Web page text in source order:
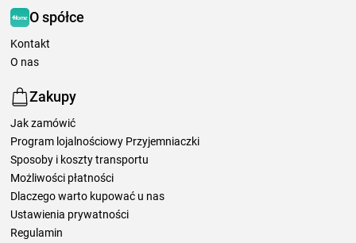
O spółce
Kontakt
O nas
Zakupy
Jak zamówić
Program lojalnościowy Przyjemniaczki
Sposoby i koszty transportu
Możliwości płatności
Dlaczego warto kupować u nas
Ustawienia prywatności
Regulamin